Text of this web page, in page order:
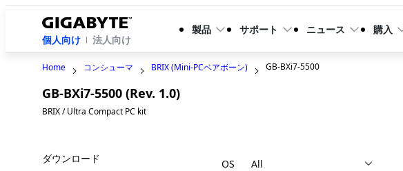
個人向け 法人向け
製品 サポート ニュース 購入
Home コンシューマ BRIX (Mini-PCベアボーン) GB-BXi7-5500
GB-BXi7-5500 (Rev. 1.0)
BRIX / Ultra Compact PC kit
ダウンロード
OS